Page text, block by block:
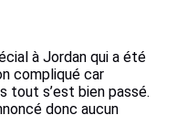
à Jordan qui a été
compliqué car
tout s’est bien passé.
donc aucun